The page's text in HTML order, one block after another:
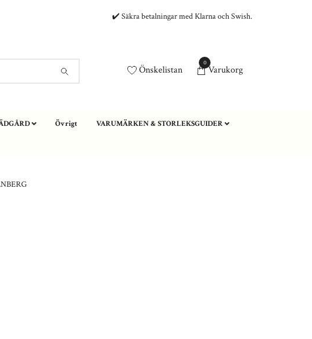
✔️ Säkra betalningar med Klarna och Swish.
Önskelistan
0
Varukorg
Övrigt VARUMÄRKEN & STORLEKSGUIDER